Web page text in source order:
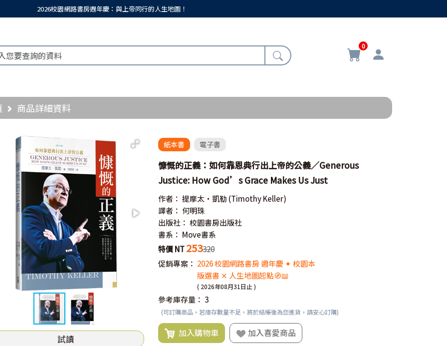
2026校園網路書房週年慶：與上帝同行的人生地圖！
0
商品詳細資料
試讀
紙本書 電子書
慷慨的正義：如何靠恩典行出上帝的公義／Generous
Justice: How God’s Grace Makes Us Just
作者： 提摩太‧凱勒 (Timothy Keller)
譯者： 何明珠
出版社： 校園書房出版社
書系： Move書系
特價 NT253320
促銷專案： 2026 校園網路書房 週年慶 ✦ 校園本
版選書 ✕ 人生地圖起點🧭📖
( 2026年08月31日止 )
參考庫存量： 3
(可訂購商品，若庫存數量不足，將於結帳後為您進貨，請安心訂購)
加入購物車 加入喜愛商品